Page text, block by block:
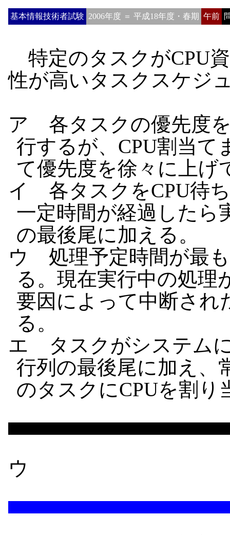
基本情報技術者試験 2006年度 ＝ 平成18年度・春期 午前
特定のタスクがCPU
性が高いタスクスケジ
ア 各タスクの優先度
行するが、CPU割当て
て優先度を徐々に上げ
イ 各タスクをCPU待
一定時間が経過したら
の最後尾に加える。
ウ 処理予定時間が最
る。現在実行中の処理
要因によって中断され
る。
エ タスクがシステム
行列の最後尾に加え、
のタスクにCPUを割り
ウ